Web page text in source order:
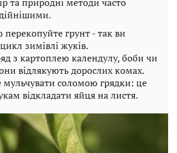
грунт - так ви
зимівлі жуків.
з картоплею календулу, боби чи
відлякують дорослих комах.
мульчувати соломою грядки: це
відкладати яйця на листя.